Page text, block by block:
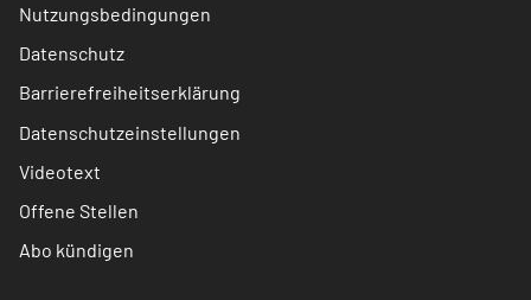
Nutzungsbedingungen
Datenschutz
Barrierefreiheitserklärung
Datenschutzeinstellungen
Videotext
Offene Stellen
Abo kündigen